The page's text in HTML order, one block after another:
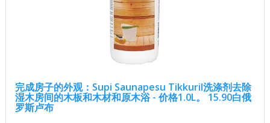
完成房子的外观：Supi Saunapesu Tikkuril洗涤剂去除
湿木房间的木板和木材和原木浴 - 价格1.0L。 15.90白俄
罗斯卢布